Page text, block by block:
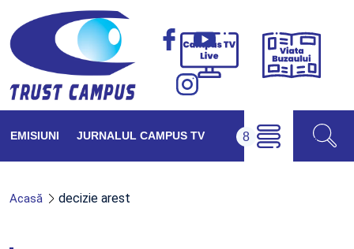
Campus
Viața
EMISIUNI JURNALUL CAMPUS TV
Acasă decizie arest